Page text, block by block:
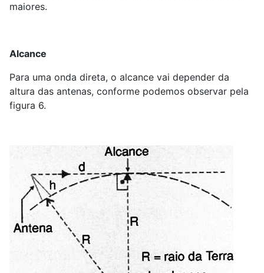
maiores.
Alcance
Para uma onda direta, o alcance vai depender da
altura das antenas, conforme podemos observar pela
figura 6.